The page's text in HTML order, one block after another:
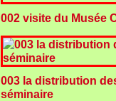
002 visite du Musée
003 la distribution
séminaire